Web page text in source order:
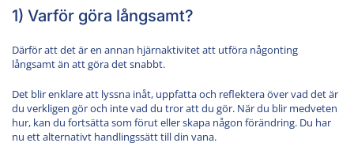
1) Varför göra långsamt?
Därför att det är en annan hjärnaktivitet att utföra någonting
långsamt än att göra det snabbt.
Det blir enklare att lyssna inåt, uppfatta och reflektera över vad det är
du verkligen gör och inte vad du tror att du gör. När du blir medveten
hur, kan du fortsätta som förut eller skapa någon förändring. Du har
nu ett alternativt handlingssätt till din vana.